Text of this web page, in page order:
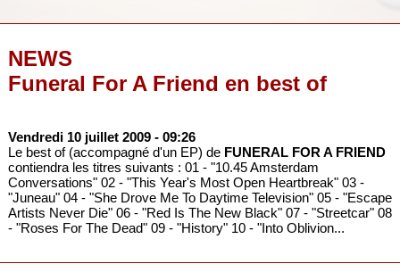
NEWS
Funeral For A Friend en best of
Vendredi 10 juillet 2009 - 09:26
Le best of (accompagné d'un EP) de FUNERAL FOR A FRIEND
contiendra les titres suivants : 01 - "10.45 Amsterdam
Conversations" 02 - "This Year's Most Open Heartbreak" 03 -
"Juneau" 04 - "She Drove Me To Daytime Television" 05 - "Escape
Artists Never Die" 06 - "Red Is The New Black" 07 - "Streetcar" 08
- "Roses For The Dead" 09 - "History" 10 - "Into Oblivion...